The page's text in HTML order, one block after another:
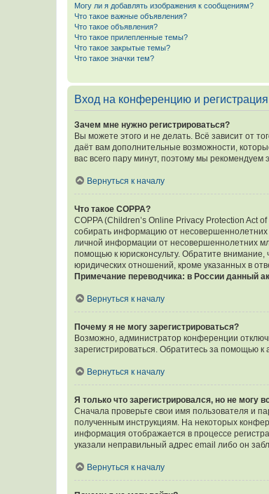
Могу ли я добавлять изображения к сообщениям?
Что такое важные объявления?
Что такое объявления?
Что такое прилепленные темы?
Что такое закрытые темы?
Что такое значки тем?
Вход на конференцию и регистрация
Зачем мне нужно регистрироваться?
Вы можете этого и не делать. Всё зависит от
даёт вам дополнительные возможности,
вас всего пару минут, поэтому мы рекомендуем
Вернуться к началу
Что такое COPPA?
COPPA (Children’s Online Privacy Protection Act
собирать информацию от несовершеннолетних
личной информации от несовершеннолетних
помощью к юрисконсульту. Обратите
юридических отношений, кроме указанных в
Примечание переводчика: в России данный
Вернуться к началу
Почему я не могу зарегистрироваться?
Возможно, администратор конференции
зарегистрироваться. Обратитесь за помощью к
Вернуться к началу
Я только что зарегистрировался, но не могу
Сначала проверьте свои имя пользователя и
полученным инструкциям. На некоторых
информация отображается в процессе
указали неправильный адрес email либо он
Вернуться к началу